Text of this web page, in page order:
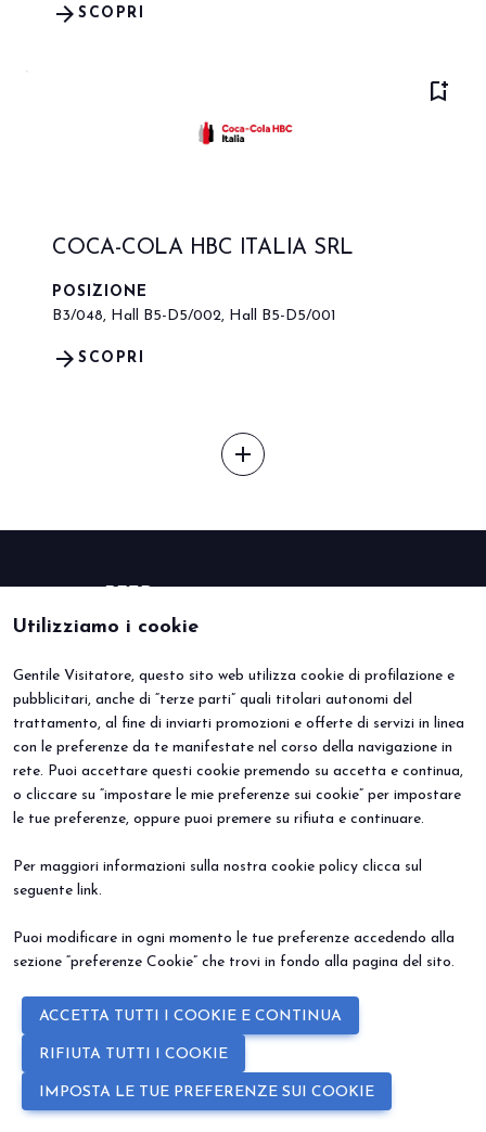
SCOPRI
arrow_forward
bookmark_add
COCA-COLA HBC ITALIA SRL
POSIZIONE
B3/048, Hall B5-D5/002, Hall B5-D5/001
SCOPRI
arrow_forward
add
Utilizziamo i cookie
Gentile Visitatore, questo sito web utilizza cookie di profilazione e
pubblicitari, anche di “terze parti” quali titolari autonomi del
trattamento, al fine di inviarti promozioni e offerte di servizi in linea
con le preferenze da te manifestate nel corso della navigazione in
rete. Puoi accettare questi cookie premendo su accetta e continua,
o cliccare su “impostare le mie preferenze sui cookie” per impostare
le tue preferenze, oppure puoi premere su rifiuta e continuare.
Per maggiori informazioni sulla nostra cookie policy clicca sul
seguente link.
Puoi modificare in ogni momento le tue preferenze accedendo alla
sezione “preferenze Cookie” che trovi in fondo alla pagina del sito.
ACCETTA TUTTI I COOKIE E CONTINUA
RIFIUTA TUTTI I COOKIE
IMPOSTA LE TUE PREFERENZE SUI COOKIE
BEER&FOOD ATTRACTION
Edizione 2027
Settori espositivi
Contatti
VISITA
Perché visitare
Info utili
Area riservata
ESPONI
Prenota il tuo stand
Info Utili
EVENTI
© 2026ITALIAN EXHIBITION GROUP SpA - Via Emilia 155, 47921 Rimini
(Italy) - Registro Imprese Rimini e C.F./P.I. 00139440408 - Cap. Soc.
52.214.897 i.v. - Copyright & disclaimer -Privacy Policy-Cookie
Policy-Preferenze Cookie